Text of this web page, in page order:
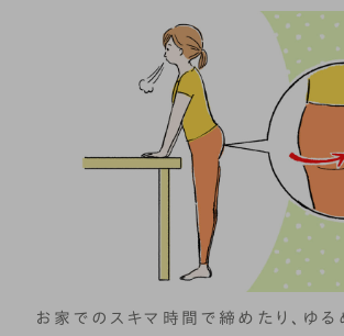
お家でのスキマ時間で締めたり、ゆる